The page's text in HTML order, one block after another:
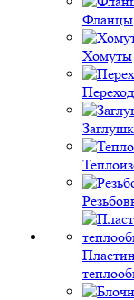
Фланцы
Хомуты